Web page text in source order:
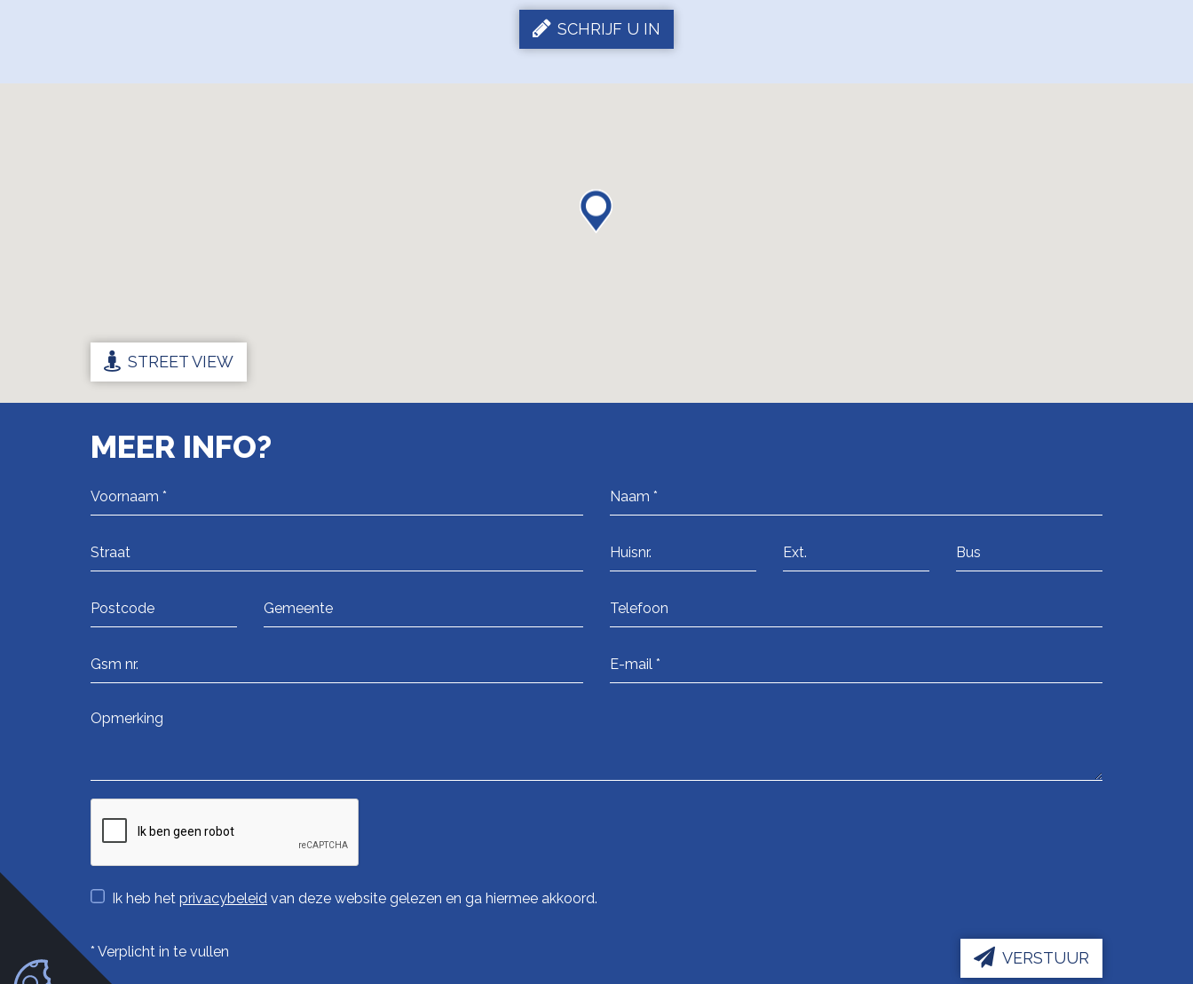
SCHRIJF U IN
STREET VIEW
MEER INFO?
Ik heb het privacybeleid van deze website gelezen en ga hiermee akkoord.
* Verplicht in te vullen VERSTUUR